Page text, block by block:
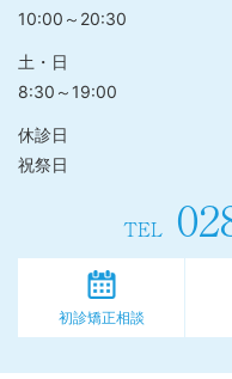
10:00～20:30
土・日
8:30～19:00
休診日
祝祭日
TEL
初診矯正相談